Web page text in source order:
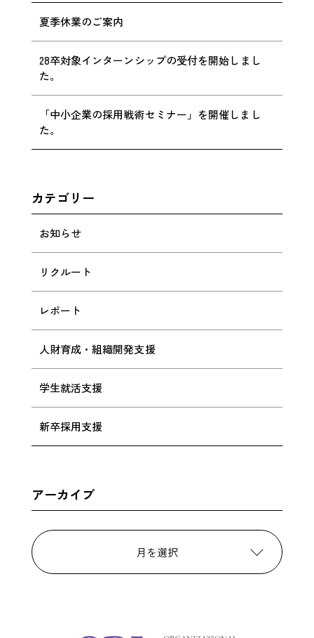
夏季休業のご案内
28卒対象インターンシップの受付を開始しまし
た。
「中小企業の採用戦術セミナー」を開催しまし
た。
カテゴリー
お知らせ
リクルート
レポート
人財育成・組織開発支援
学生就活支援
新卒採用支援
アーカイブ
月を選択